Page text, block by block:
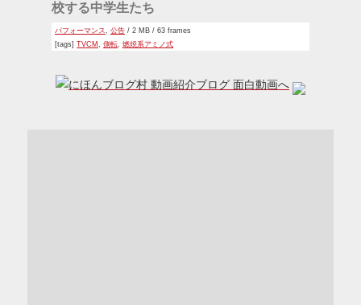
校する中学生たち
パフォーマンス, 公告 / 2 MB / 63 frames
[tags] TVCM 側転 燃焼系アミノ式